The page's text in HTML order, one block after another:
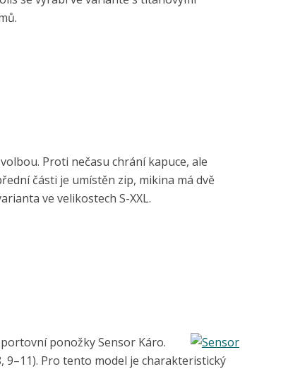
Proti nečasu chrání kapuce, ale
části je umístěn zip, mikina má dvě
ve velikostech S-XXL.
ponožky Sensor Káro.
Pro tento model je charakteristický